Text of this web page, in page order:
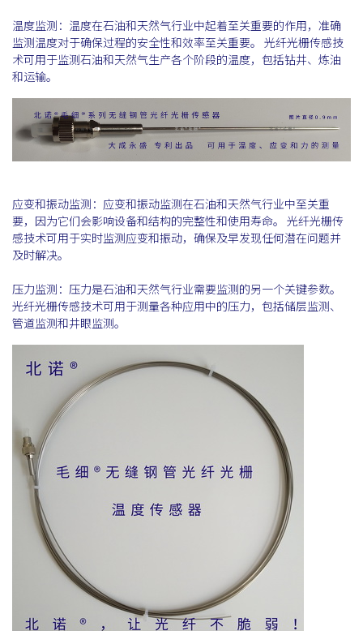
温度监测：温度在石油和天然气行业中起着至关重要的作用，准确
监测温度对于确保过程的安全性和效率至关重要。 光纤光栅传感技
术可用于监测石油和天然气生产各个阶段的温度，包括钻井、炼油
和运输。
应变和振动监测：应变和振动监测在石油和天然气行业中至关重
要，因为它们会影响设备和结构的完整性和使用寿命。 光纤光栅传
感技术可用于实时监测应变和振动，确保及早发现任何潜在问题并
及时解决。
压力监测：压力是石油和天然气行业需要监测的另一个关键参数。
光纤光栅传感技术可用于测量各种应用中的压力，包括储层监测、
管道监测和井眼监测。